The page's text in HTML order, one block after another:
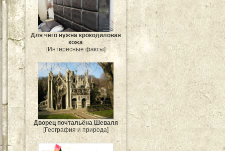
Для чего нужна крокодиловая
кожа
[Интересные факты]
Дворец почтальёна Шеваля
[География и природа]